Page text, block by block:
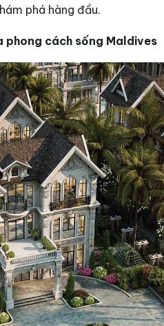
phá hàng đầu.
phong cách sống Maldives